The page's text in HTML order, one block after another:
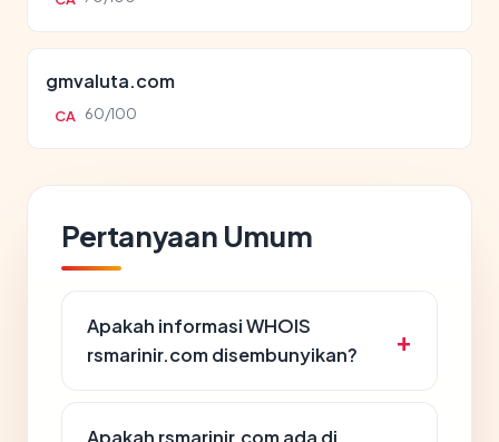
gmvaluta.com
CA 60/100
Pertanyaan Umum
Apakah informasi WHOIS
rsmarinir.com disembunyikan?
Apakah rsmarinir.com ada di